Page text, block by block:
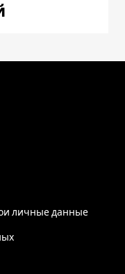
личные данные